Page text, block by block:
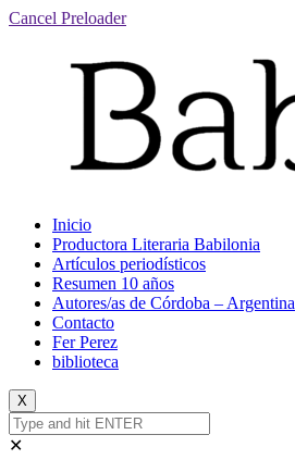
Cancel Preloader
Inicio
Productora Literaria Babilonia
Artículos periodísticos
Resumen 10 años
Autores/as de Córdoba – Argentina
Contacto
Fer Perez
biblioteca
X
✕